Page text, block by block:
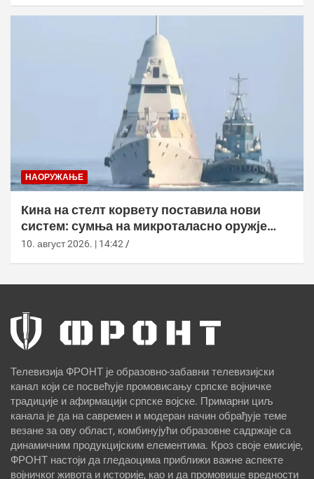
НАОРУЖАЊЕ
Кина на стелт корвету поставила нови
систем: сумња на микроталасно оружје
против дронова
10. август 2026. | 14:42
Телевизија ФРОНТ је образовно-забавни телевизијски
канал који се посвећује промовисању српске војничке
традиције и афирмацији српске војске. Примарни циљ
канала је да на савремен и модеран начин обрађује теме
везане за ову област, комбинујући образовне садржаје са
динамичним продукцијским елементима. Кроз своје емисије,
ФРОНТ настоји да гледаоцима приближи важне аспекте
војничког живота и историје, као и да промовише вредности